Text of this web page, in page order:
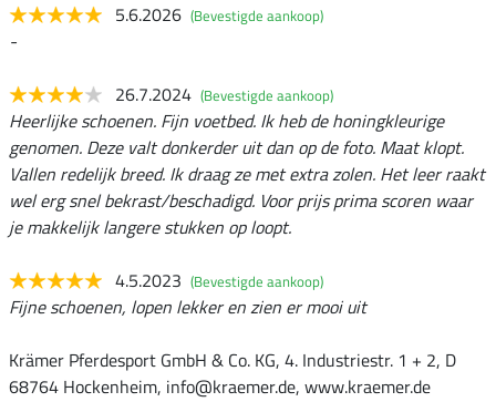
5.6.2026 (Bevestigde aankoop)
-
26.7.2024 (Bevestigde aankoop)
Heerlijke schoenen. Fijn voetbed. Ik heb de honingkleurige
genomen. Deze valt donkerder uit dan op de foto. Maat klopt.
Vallen redelijk breed. Ik draag ze met extra zolen. Het leer raakt
wel erg snel bekrast/beschadigd. Voor prijs prima scoren waar
je makkelijk langere stukken op loopt.
4.5.2023 (Bevestigde aankoop)
Fijne schoenen, lopen lekker en zien er mooi uit
Krämer Pferdesport GmbH & Co. KG, 4. Industriestr. 1 + 2, D
68764 Hockenheim, info@kraemer.de, www.kraemer.de